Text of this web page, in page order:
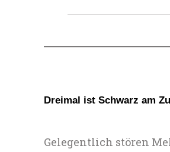
Dreimal ist Schwarz am
Gelegentlich stören